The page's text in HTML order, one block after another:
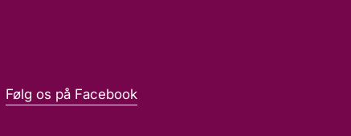
Følg os på Facebook